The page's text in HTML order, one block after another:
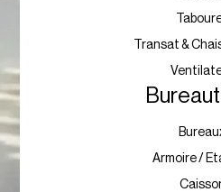
Transat &
Armoire /